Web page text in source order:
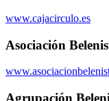
www.cajacirculo.es
Asociación
Agrupación